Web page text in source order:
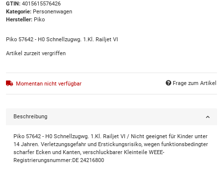
GTIN: 4015615576426
Kategorie: Personenwagen
Hersteller: Piko
Piko 57642 - H0 Schnellzugwg. 1.Kl. Railjet VI
Artikel zurzeit vergriffen
Momentan nicht verfügbar Frage zum Artikel
Beschreibung
Piko 57642 - H0 Schnellzugwg. 1.Kl. Railjet VI / Nicht geeignet für Kinder unter
14 Jahren. Verletzungsgefahr und Erstickungsrisiko, wegen funktionsbedingter
scharfer Ecken und Kanten, verschluckbarer Kleinteile WEEE-
Registrierungsnummer:DE 24216800